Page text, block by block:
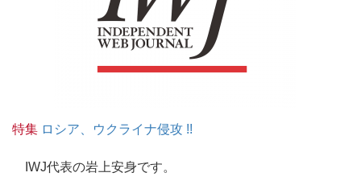
特集 ロシア、ウクライナ侵攻 !!
IWJ代表の岩上安身です。